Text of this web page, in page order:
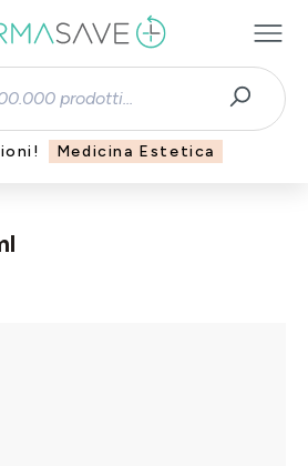
Medicina Estetica